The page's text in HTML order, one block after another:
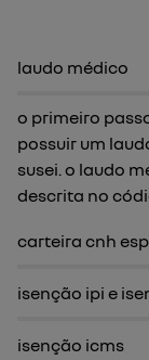
laudo médico
o primeiro
possuir um
susei. o laudo
descrita no
carteira cnh
isenção ipi e
isenção icms